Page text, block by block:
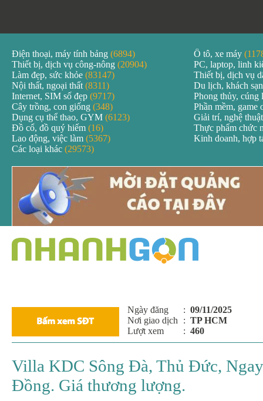
Điện thoại, máy tính bảng (6894) Ô tô, xe máy
Thiết bị, dịch vụ công-nông (20904)
PC, laptop, linh
Làm đẹp, sức khỏe (83147)
Thiết bị, dịch vụ
Nội thất, ngoại thất (8311)
Du lịch, khách
Internet, SIM số đẹp (9717)
Phong thủy, cúng
Cây trồng, con giống (348)
Phần mềm, game
Dụng cụ thể thao, GYM (6123)
Giải trí, nghệ
Đồ cổ, đồ quý hiếm (16)
Thực phẩm chức
Lao động, việc làm (5367)
Kinh doanh, hợp
Các loại khác (29573)
Ngày đăng : 09/11/2025
Nơi giao dịch : TP HCM
Lượt xem
: 460
Villa KDC Sông Đà, Thủ Đức,
Đồng. Giá thương lượng.